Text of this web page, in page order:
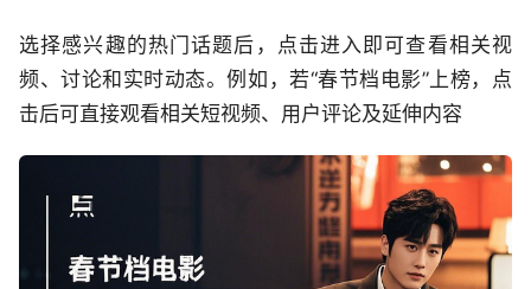
选择感兴趣的热门话题后，点击进入即可查看相关视
频、讨论和实时动态。例如，若“春节档电影”上榜，点
击后可直接观看相关短视频、用户评论及延伸内容